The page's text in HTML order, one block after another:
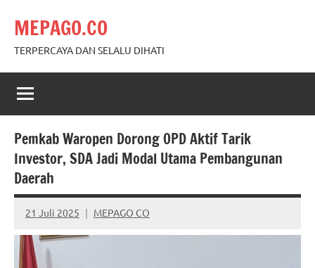
content
MEPAGO.CO
TERPERCAYA DAN SELALU DIHATI
Pemkab Waropen Dorong OPD Aktif Tarik
Investor, SDA Jadi Modal Utama Pembangunan
Daerah
21 Juli 2025 MEPAGO CO
No
comments